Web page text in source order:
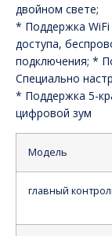
двойном свете;
* Поддержка WiFi
доступа,
подключения; *
Специально
* Поддержка 5-
цифровой зум
Модель
главный